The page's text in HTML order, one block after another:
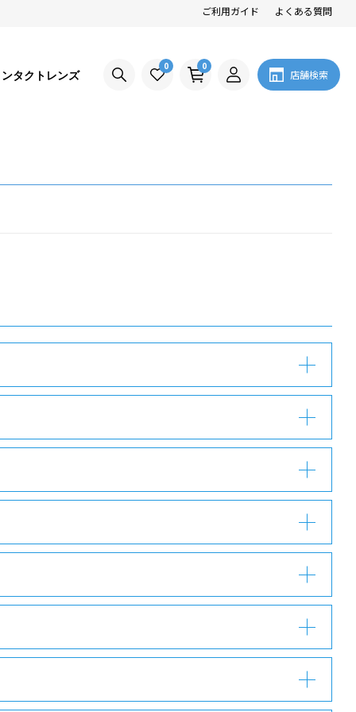
ご利用ガイド よくある質問
タクトレンズ
0 0
店舗検索